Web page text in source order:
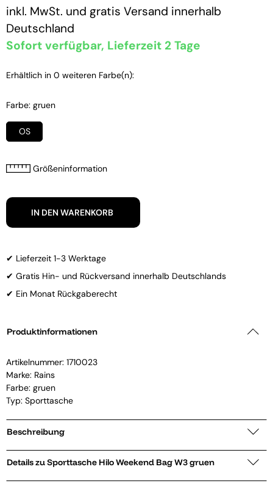
inkl. MwSt. und gratis Versand innerhalb
Deutschland
Sofort verfügbar, Lieferzeit 2 Tage
Erhältlich in 0 weiteren Farbe(n):
Farbe: gruen
OS
Größeninformation
IN DEN WARENKORB
✔ Lieferzeit 1-3 Werktage
✔ Gratis Hin- und Rückversand innerhalb Deutschlands
✔ Ein Monat Rückgaberecht
Produktinformationen
Artikelnummer: 1710023
Marke: Rains
Farbe: gruen
Typ: Sporttasche
Beschreibung
Details zu Sporttasche Hilo Weekend Bag W3 gruen